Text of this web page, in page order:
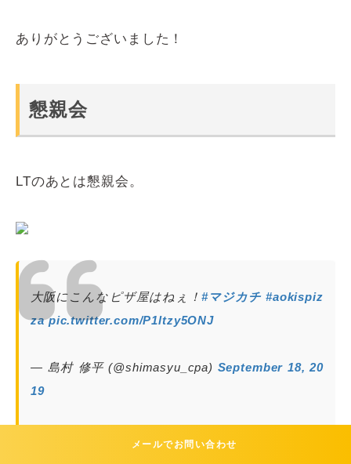
ありがとうございました！
懇親会
LTのあとは懇親会。
大阪にこんなピザ屋はねぇ！ #マジカチ #aokispiz
za pic.twitter.com/P1ltzy5ONJ
— 島村 修平 (@shimasyu_cpa) September 18, 20
19
メールでお問い合わせ